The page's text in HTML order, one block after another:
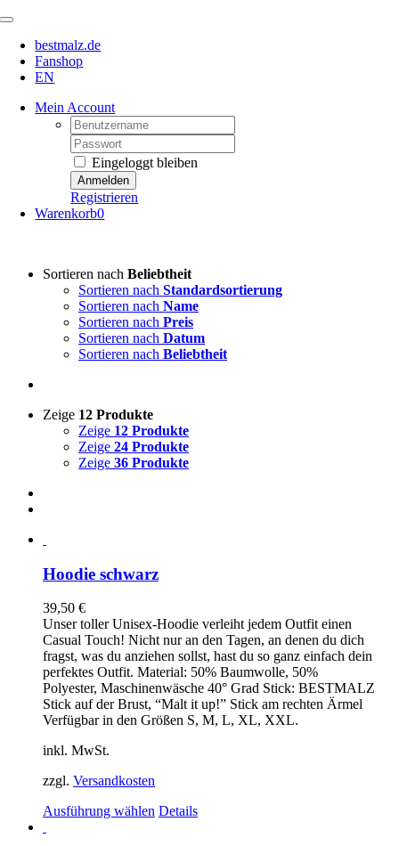
Zum
springen
Toggle
Navigationbestmalz.de
Fanshop
EN
Mein Account
Username:
Password:
Eingeloggt bleiben
Registrieren
Warenkorb0
Sortieren nach Beliebtheit
Sortieren nach Standardsortierung
Sortieren nach Name
Sortieren nach Preis
Sortieren nach Datum
Sortieren nach Beliebtheit
Zeige 12 Produkte
Zeige 12 Produkte
Zeige 24 Produkte
Zeige 36 Produkte
Hoodie schwarz
39,50 €
Unser toller Unisex-Hoodie verleiht jedem Outfit einen
Casual Touch! Nicht nur an den Tagen, an denen du dich
fragst, was du anziehen sollst, hast du so ganz einfach dein
perfektes Outfit. Material: 50% Baumwolle, 50%
Polyester, Maschinenwäsche 40° Grad Stick: BESTMALZ
Stick auf der Brust, “Malt it up!” Stick am rechten Ärmel
Verfügbar in den Größen S, M, L, XL, XXL.
inkl. MwSt.
zzgl. Versandkosten
Ausführung wählen Dieses
Details